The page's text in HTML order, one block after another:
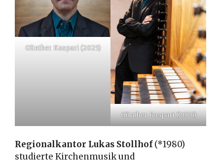
Günther Kaspari (2025)
Günther Kaspari (2025)
Regionalkantor Lukas Stollhof(*1980)
studierte Kirchenmusik und